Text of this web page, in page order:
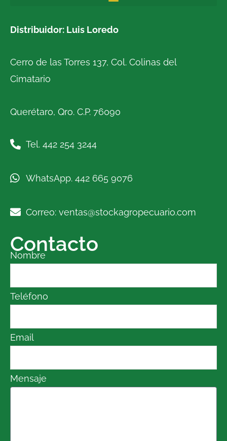
Distribuidor: Luis Loredo
Cerro de las Torres 137, Col. Colinas del
Cimatario
Querétaro, Qro. C.P. 76090
Tel. 442 254 3244
WhatsApp. 442 665 9076
Correo: ventas@stockagropecuario.com
Contacto
Nombre
Teléfono
Email
Mensaje